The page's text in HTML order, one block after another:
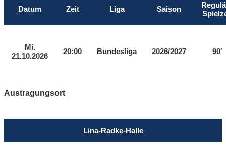
Datum Zeit Liga Saison
Mi.
21.10.2026
20:00 Bundesliga 2026/2027 90'
Austragungsort
Lina-Radke-Halle